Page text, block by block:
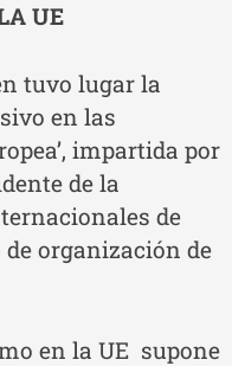
UE
tuvo lugar la
en las
impartida por
de la
de
organización de
en la UE supone